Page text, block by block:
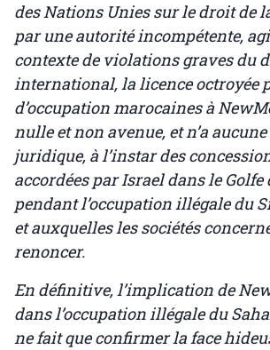
des Nations Unies sur le droit de
par une autorité incompétente,
contexte de violations graves du
international, la licence octroyée
d’occupation marocaines à
nulle et non avenue, et n’a
juridique, à l’instar des
accordées par Israel dans le Golfe
pendant l’occupation illégale du
et auxquelles les sociétés
renoncer.
En définitive, l’implication de
dans l’occupation illégale du
ne fait que confirmer la face